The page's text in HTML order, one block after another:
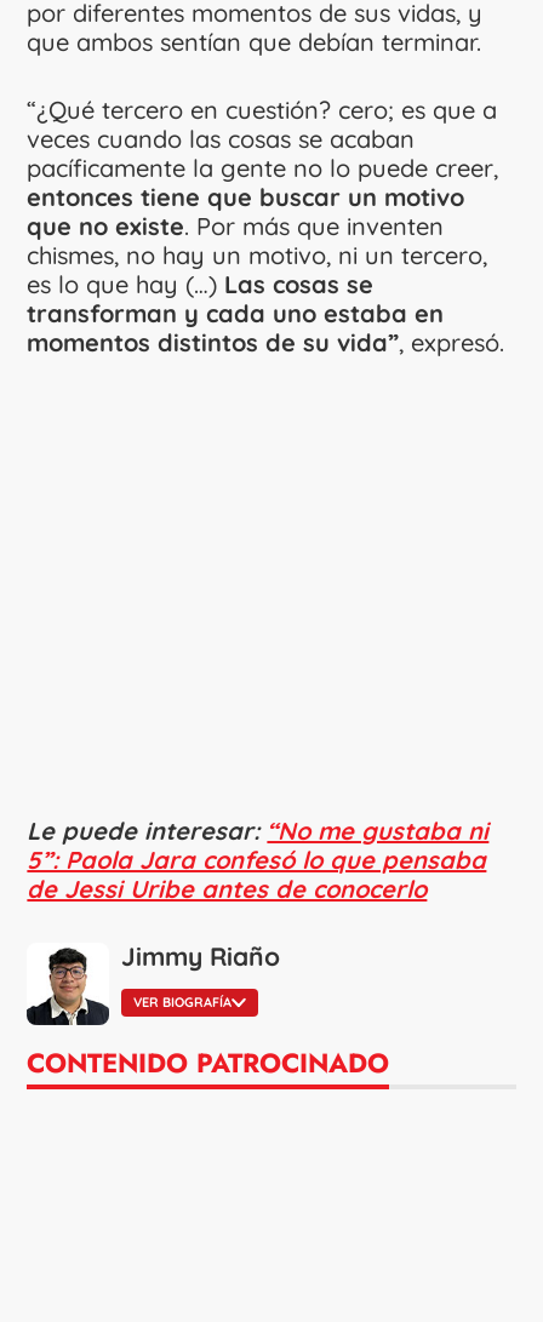
por diferentes momentos de sus vidas, y
que ambos sentían que debían terminar.
“¿Qué tercero en cuestión? cero; es que a
veces cuando las cosas se acaban
pacíficamente la gente no lo puede creer,
entonces tiene que buscar un motivo
que no existe. Por más que inventen
chismes, no hay un motivo, ni un tercero,
es lo que hay (…) Las cosas se
transforman y cada uno estaba en
momentos distintos de su vida”, expresó.
Le puede interesar: “No me gustaba ni
5”: Paola Jara confesó lo que pensaba
de Jessi Uribe antes de conocerlo
Jimmy Riaño
VER BIOGRAFÍA
CONTENIDO PATROCINADO